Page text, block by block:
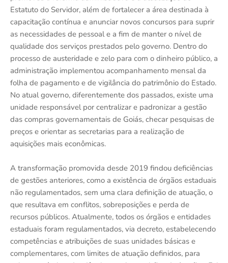
Estatuto do Servidor, além de fortalecer a área destinada à
capacitação contínua e anunciar novos concursos para suprir
as necessidades de pessoal e a fim de manter o nível de
qualidade dos serviços prestados pelo governo. Dentro do
processo de austeridade e zelo para com o dinheiro público, a
administração implementou acompanhamento mensal da
folha de pagamento e de vigilância do patrimônio do Estado.
No atual governo, diferentemente dos passados, existe uma
unidade responsável por centralizar e padronizar a gestão
das compras governamentais de Goiás, checar pesquisas de
preços e orientar as secretarias para a realização de
aquisições mais econômicas.
A transformação promovida desde 2019 findou deficiências
de gestões anteriores, como a existência de órgãos estaduais
não regulamentados, sem uma clara definição de atuação, o
que resultava em conflitos, sobreposições e perda de
recursos públicos. Atualmente, todos os órgãos e entidades
estaduais foram regulamentados, via decreto, estabelecendo
competências e atribuições de suas unidades básicas e
complementares, com limites de atuação definidos, para